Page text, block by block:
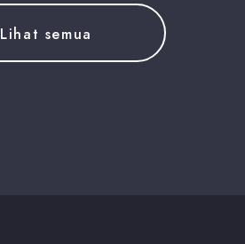
Lihat semua